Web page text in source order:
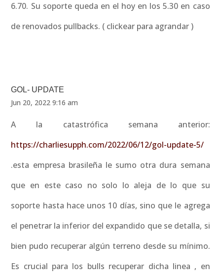
6.70. Su soporte queda en el hoy en los 5.30 en caso
de renovados pullbacks. ( clickear para agrandar )
GOL- UPDATE
Jun 20, 2022 9:16 am
A la catastrófica semana anterior:
https://charliesupph.com/2022/06/12/gol-update-5/
.esta empresa brasileña le sumo otra dura semana
que en este caso no solo lo aleja de lo que su
soporte hasta hace unos 10 días, sino que le agrega
el penetrar la inferior del expandido que se detalla, si
bien pudo recuperar algún terreno desde su mínimo.
Es crucial para los bulls recuperar dicha linea , en